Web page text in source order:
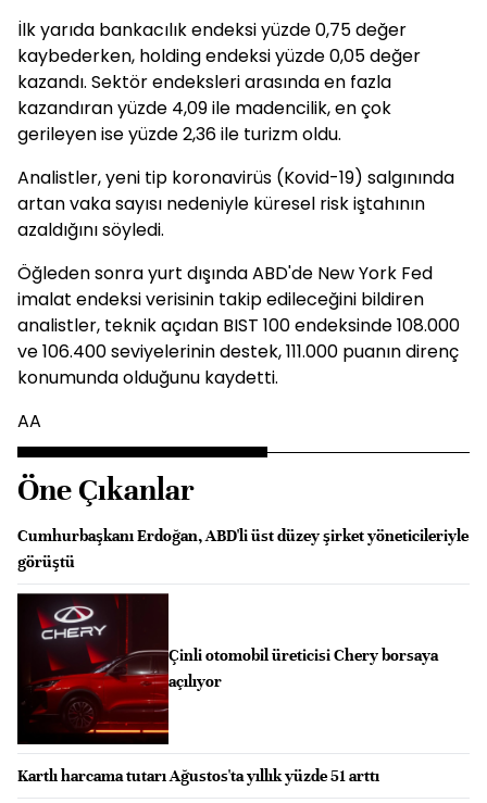
İlk yarıda bankacılık endeksi yüzde 0,75 değer
kaybederken, holding endeksi yüzde 0,05 değer
kazandı. Sektör endeksleri arasında en fazla
kazandıran yüzde 4,09 ile madencilik, en çok
gerileyen ise yüzde 2,36 ile turizm oldu.
Analistler, yeni tip koronavirüs (Kovid-19) salgınında
artan vaka sayısı nedeniyle küresel risk iştahının
azaldığını söyledi.
Öğleden sonra yurt dışında ABD'de New York Fed
imalat endeksi verisinin takip edileceğini bildiren
analistler, teknik açıdan BIST 100 endeksinde 108.000
ve 106.400 seviyelerinin destek, 111.000 puanın direnç
konumunda olduğunu kaydetti.
AA
Öne Çıkanlar
Cumhurbaşkanı Erdoğan, ABD'li üst düzey şirket yöneticileriyle
görüştü
Çinli otomobil üreticisi Chery borsaya
açılıyor
Kartlı harcama tutarı Ağustos'ta yıllık yüzde 51 arttı